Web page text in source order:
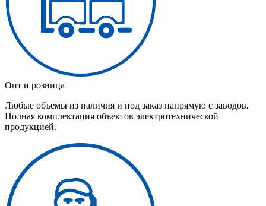
Опт и розница
Любые объемы из наличия и под заказ напрямую с заводов.
Полная комплектация объектов электротехнической
продукцией.